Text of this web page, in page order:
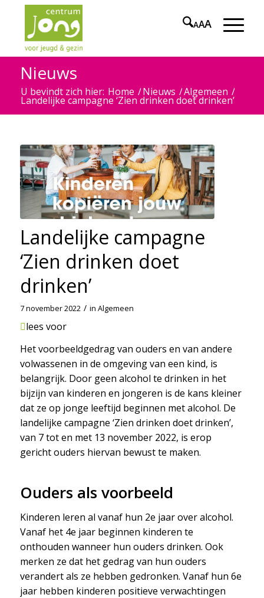
AAA
Nieuws
U bevindt zich hier: Home /Nieuws /Algemeen /
Landelijke campagne ‘Zien drinken doet drinken’
Landelijke campagne
‘Zien drinken doet
drinken’
7 november 2022 / in Algemeen
lees voor
Het voorbeeldgedrag van ouders en van andere
volwassenen in de omgeving van een kind, is
belangrijk. Door geen alcohol te drinken in het
bijzijn van kinderen en jongeren is de kans kleiner
dat ze op jonge leeftijd beginnen met alcohol. De
landelijke campagne ‘Zien drinken doet drinken’,
van 7 tot en met 13 november 2022, is erop
gericht ouders hiervan bewust te maken.
Ouders als voorbeeld
Kinderen leren al vanaf hun 2e jaar over alcohol.
Vanaf het 4e jaar beginnen kinderen te
onthouden wanneer hun ouders drinken. Ook
merken ze dat het gedrag van hun ouders
verandert als ze hebben gedronken. Vanaf hun 6e
jaar hebben kinderen positieve verwachtingen